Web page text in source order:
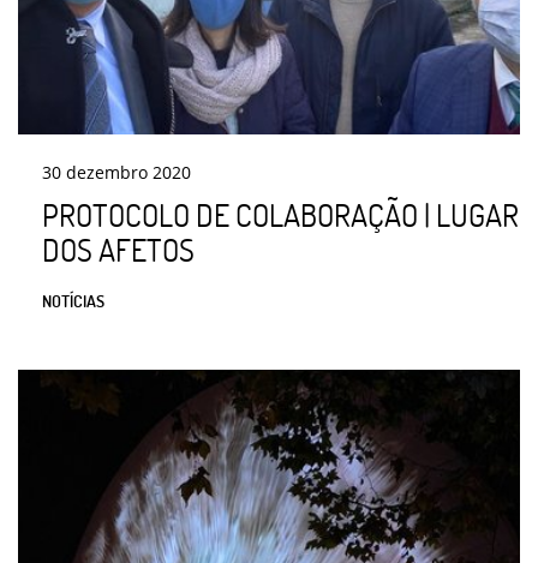
30 dezembro 2020
PROTOCOLO DE COLABORAÇÃO | LUGAR
DOS AFETOS
NOTÍCIAS